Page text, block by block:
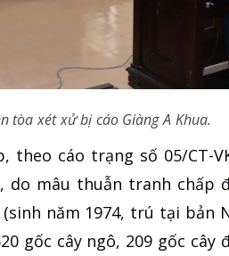
tòa xét xử bị cáo Giàng A Khua.
cáo trạng số 05/CT-
do mâu thuẫn tranh chấp
năm 1974, trú tại bản
gốc cây ngô, 209 gốc cây